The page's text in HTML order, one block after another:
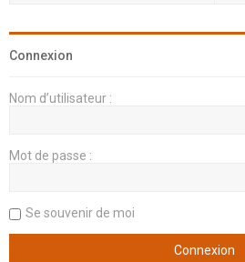
Connexion
Nom d’utilisateur :
Mot de passe :
Se souvenir de moi